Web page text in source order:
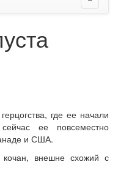
где ее начали
ее повсеместно
и США.
кочан, внешне схожий с